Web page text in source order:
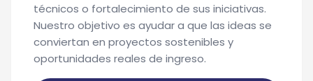
técnicos o fortalecimiento de sus iniciativas.
Nuestro objetivo es ayudar a que las ideas se
conviertan en proyectos sostenibles y
oportunidades reales de ingreso.